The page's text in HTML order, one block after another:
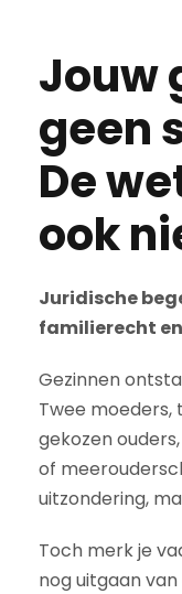
Jouw
geen
De
ook
Juridische
familierecht
Gezinnen
Twee moeders,
gekozen
of
uitzondering,
Toch merk je
nog uitgaan